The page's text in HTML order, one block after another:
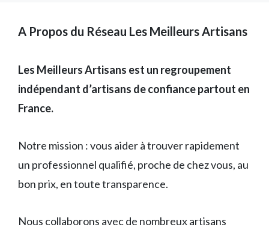
A Propos du Réseau Les Meilleurs Artisans
Les Meilleurs Artisans est un regroupement
indépendant d’artisans de confiance partout en
France.
Notre mission : vous aider à trouver rapidement
un professionnel qualifié, proche de chez vous, au
bon prix, en toute transparence.
Nous collaborons avec de nombreux artisans